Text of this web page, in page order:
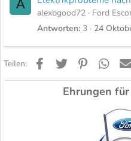
A
alexbgood72
Ford
Antworten 3 24
Teilen: FacebookTwitter Pinterest
Ehrungen